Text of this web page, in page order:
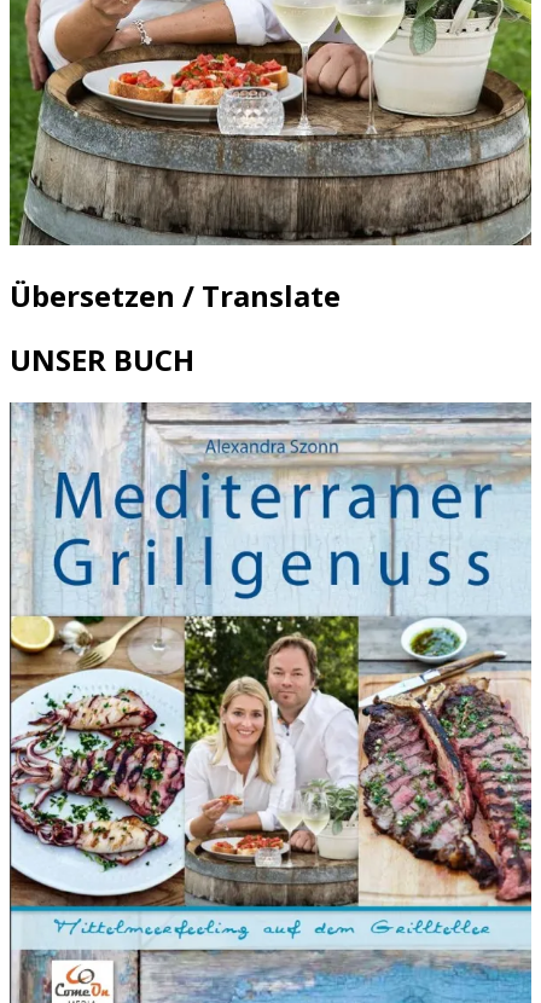
Übersetzen / Translate
UNSER BUCH